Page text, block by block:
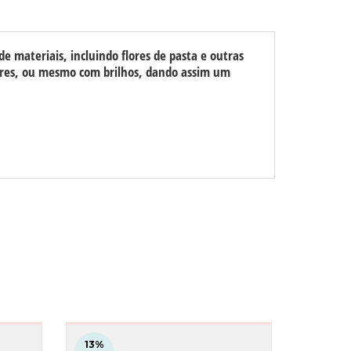
materiais, incluindo flores de pasta e outras
ou mesmo com brilhos, dando assim um
13%